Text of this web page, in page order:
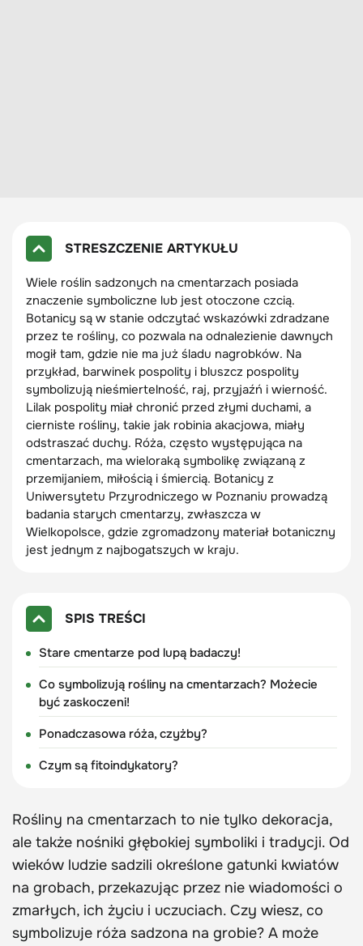
STRESZCZENIE ARTYKUŁU
Wiele roślin sadzonych na cmentarzach posiada
znaczenie symboliczne lub jest otoczone czcią.
Botanicy są w stanie odczytać wskazówki zdradzane
przez te rośliny, co pozwala na odnalezienie dawnych
mogił tam, gdzie nie ma już śladu nagrobków. Na
przykład, barwinek pospolity i bluszcz pospolity
symbolizują nieśmiertelność, raj, przyjaźń i wierność.
Lilak pospolity miał chronić przed złymi duchami, a
cierniste rośliny, takie jak robinia akacjowa, miały
odstraszać duchy. Róża, często występująca na
cmentarzach, ma wieloraką symbolikę związaną z
przemijaniem, miłością i śmiercią. Botanicy z
Uniwersytetu Przyrodniczego w Poznaniu prowadzą
badania starych cmentarzy, zwłaszcza w
Wielkopolsce, gdzie zgromadzony materiał botaniczny
jest jednym z najbogatszych w kraju.
SPIS TREŚCI
Stare cmentarze pod lupą badaczy!
Co symbolizują rośliny na cmentarzach? Możecie
być zaskoczeni!
Ponadczasowa róża, czyżby?
Czym są fitoindykatory?
Rośliny na cmentarzach to nie tylko dekoracja,
ale także nośniki głębokiej symboliki i tradycji. Od
wieków ludzie sadzili określone gatunki kwiatów
na grobach, przekazując przez nie wiadomości o
zmarłych, ich życiu i uczuciach. Czy wiesz, co
symbolizuje róża sadzona na grobie? A może